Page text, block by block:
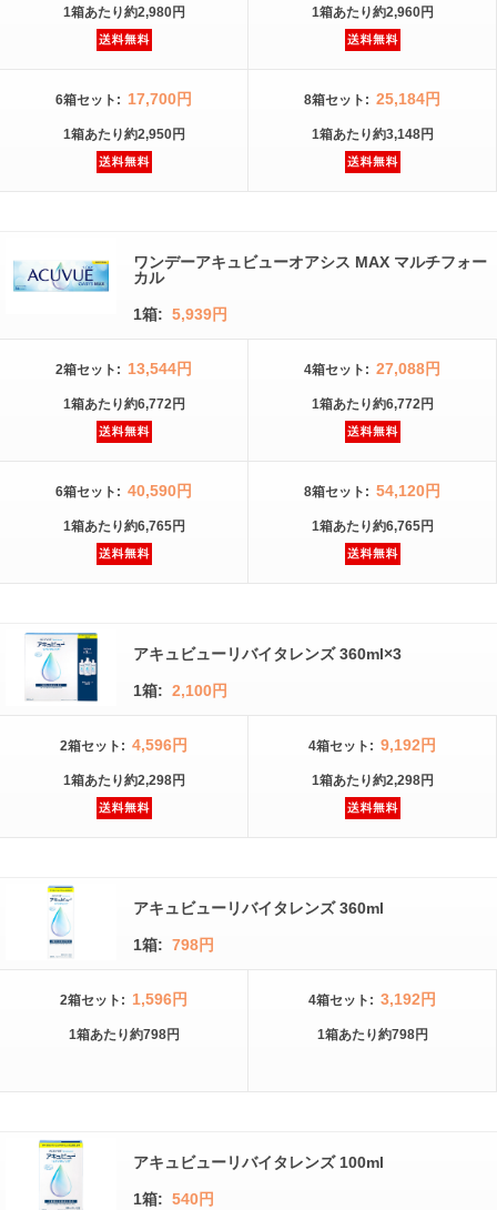
1箱あたり約2,980円 1箱あたり約2,960円
6箱セット : 17,700円
1箱あたり約2,950円
8箱セット : 25,184円
1箱あたり約3,148円
ワンデーアキュビューオアシス MAX マルチフォー
カル
1箱: 5,939円
2箱セット : 13,544円
1箱あたり約6,772円
4箱セット : 27,088円
1箱あたり約6,772円
6箱セット : 40,590円
1箱あたり約6,765円
8箱セット : 54,120円
1箱あたり約6,765円
アキュビューリバイタレンズ 360ml×3
1箱: 2,100円
2箱セット : 4,596円
1箱あたり約2,298円
4箱セット : 9,192円
1箱あたり約2,298円
アキュビューリバイタレンズ 360ml
1箱: 798円
2箱セット : 1,596円
1箱あたり約798円
4箱セット : 3,192円
1箱あたり約798円
アキュビューリバイタレンズ 100ml
1箱: 540円